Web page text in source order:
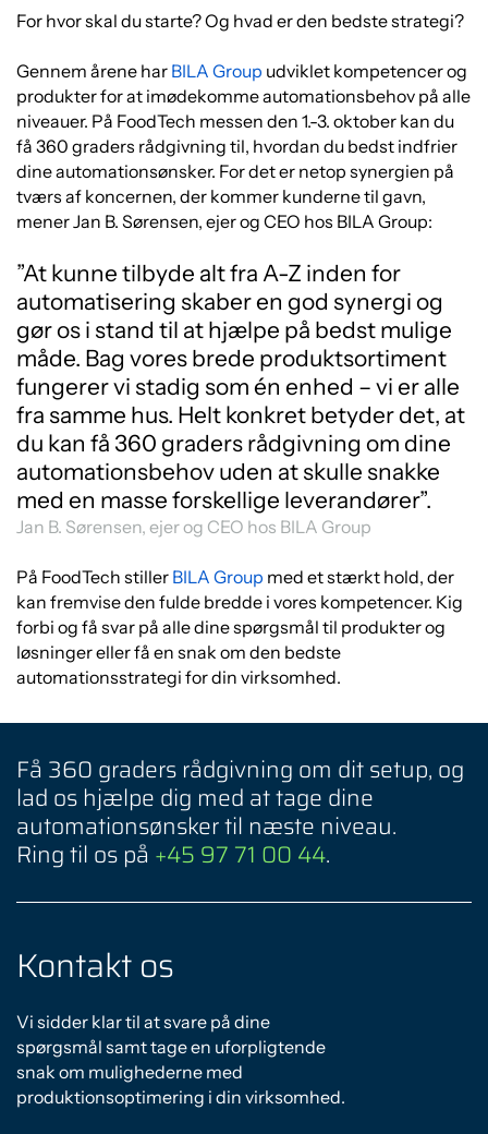
For hvor skal du starte? Og hvad er den bedste strategi?
Gennem årene har BILA Group udviklet kompetencer og
produkter for at imødekomme automationsbehov på alle
niveauer. På FoodTech messen den 1.-3. oktober kan du
få 360 graders rådgivning til, hvordan du bedst indfrier
dine automationsønsker. For det er netop synergien på
tværs af koncernen, der kommer kunderne til gavn,
mener Jan B. Sørensen, ejer og CEO hos BILA Group:
”At kunne tilbyde alt fra A-Z inden for
automatisering skaber en god synergi og
gør os i stand til at hjælpe på bedst mulige
måde. Bag vores brede produktsortiment
fungerer vi stadig som én enhed – vi er alle
fra samme hus. Helt konkret betyder det, at
du kan få 360 graders rådgivning om dine
automationsbehov uden at skulle snakke
med en masse forskellige leverandører”.
Jan B. Sørensen, ejer og CEO hos BILA Group
På FoodTech stiller BILA Group med et stærkt hold, der
kan fremvise den fulde bredde i vores kompetencer. Kig
forbi og få svar på alle dine spørgsmål til produkter og
løsninger eller få en snak om den bedste
automationsstrategi for din virksomhed.
Få 360 graders rådgivning om dit setup, og
lad os hjælpe dig med at tage dine
automationsønsker til næste niveau.
Ring til os på +45 97 71 00 44.
Kontakt os
Vi sidder klar til at svare på dine
spørgsmål samt tage en uforpligtende
snak om mulighederne med
produktionsoptimering i din virksomhed.